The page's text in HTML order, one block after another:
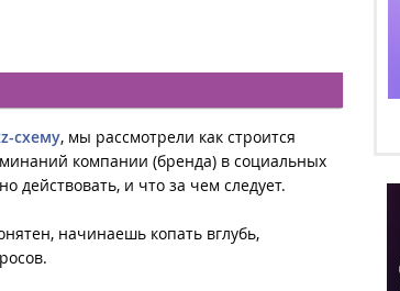
схему, мы рассмотрели как строится
компании (бренда) в социальных
действовать, и что за чем следует.
начинаешь копать вглубь,